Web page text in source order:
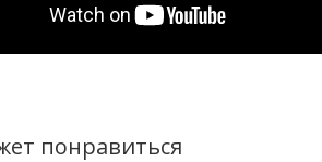
понравиться